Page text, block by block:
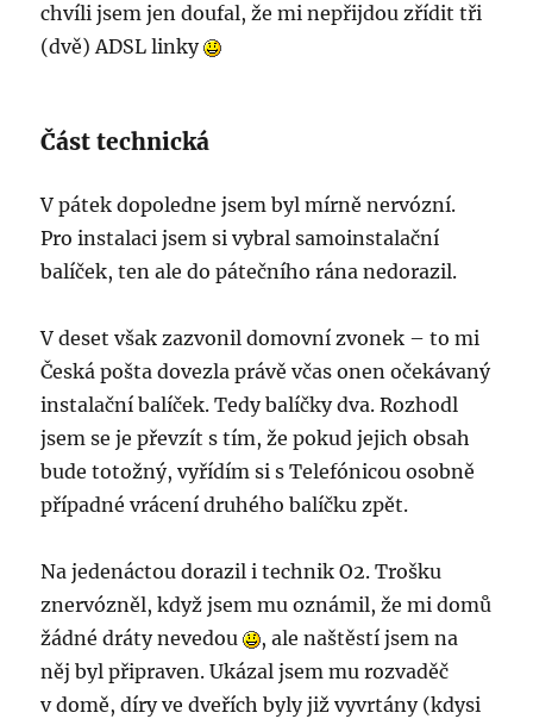
chvíli jsem jen doufal, že mi nepřijdou zřídit tři
(dvě) ADSL linky
Část technická
V pátek dopoledne jsem byl mírně nervózní.
Pro instalaci jsem si vybral samoinstalační
balíček, ten ale do pátečního rána nedorazil.
V deset však zazvonil domovní zvonek – to mi
Česká pošta dovezla právě včas onen očekávaný
instalační balíček. Tedy balíčky dva. Rozhodl
jsem se je převzít s tím, že pokud jejich obsah
bude totožný, vyřídím si s Telefónicou osobně
případné vrácení druhého balíčku zpět.
Na jedenáctou dorazil i technik O2. Trošku
znervózněl, když jsem mu oznámil, že mi domů
žádné dráty nevedou
, ale naštěstí jsem na
něj byl připraven. Ukázal jsem mu rozvaděč
v domě, díry ve dveřích byly již vyvrtány (kdysi